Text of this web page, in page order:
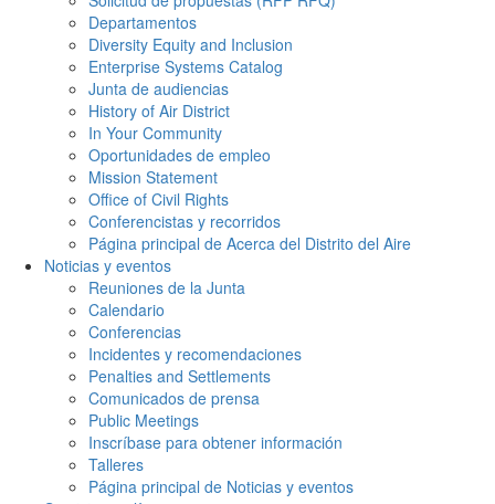
Departamentos
Diversity Equity and Inclusion
Enterprise Systems Catalog
Junta de audiencias
History of Air District
In Your Community
Oportunidades de empleo
Mission Statement
Office of Civil Rights
Conferencistas y recorridos
Página principal de Acerca del Distrito del Aire
Noticias y eventos
Reuniones de la Junta
Calendario
Conferencias
Incidentes y recomendaciones
Penalties and Settlements
Comunicados de prensa
Public Meetings
Inscríbase para obtener información
Talleres
Página principal de Noticias y eventos